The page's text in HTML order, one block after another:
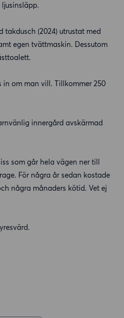
takdusch (2024) utrustat med
egen tvättmaskin. Dessutom
in om man vill. Tillkommer 250
innergård avskärmad
som går hela vägen ner till
För några år sedan kostade
några månaders kötid. Vet ej